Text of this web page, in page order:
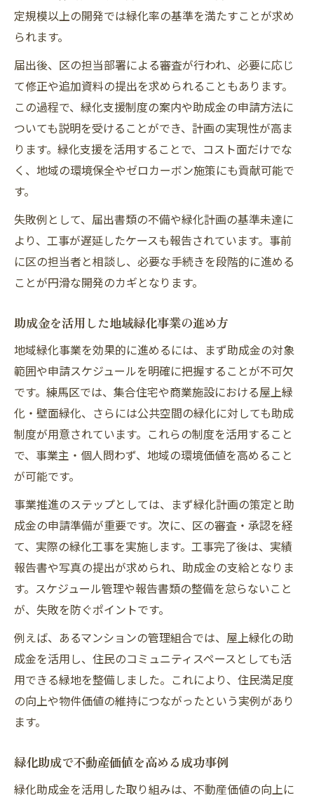
定規模以上の開発では緑化率の基準を満たすことが求め
られます。
届出後、区の担当部署による審査が行われ、必要に応じ
て修正や追加資料の提出を求められることもあります。
この過程で、緑化支援制度の案内や助成金の申請方法に
ついても説明を受けることができ、計画の実現性が高ま
ります。緑化支援を活用することで、コスト面だけでな
く、地域の環境保全やゼロカーボン施策にも貢献可能で
す。
失敗例として、届出書類の不備や緑化計画の基準未達に
より、工事が遅延したケースも報告されています。事前
に区の担当者と相談し、必要な手続きを段階的に進める
ことが円滑な開発のカギとなります。
助成金を活用した地域緑化事業の進め方
地域緑化事業を効果的に進めるには、まず助成金の対象
範囲や申請スケジュールを明確に把握することが不可欠
です。練馬区では、集合住宅や商業施設における屋上緑
化・壁面緑化、さらには公共空間の緑化に対しても助成
制度が用意されています。これらの制度を活用すること
で、事業主・個人問わず、地域の環境価値を高めること
が可能です。
事業推進のステップとしては、まず緑化計画の策定と助
成金の申請準備が重要です。次に、区の審査・承認を経
て、実際の緑化工事を実施します。工事完了後は、実績
報告書や写真の提出が求められ、助成金の支給となりま
す。スケジュール管理や報告書類の整備を怠らないこと
が、失敗を防ぐポイントです。
例えば、あるマンションの管理組合では、屋上緑化の助
成金を活用し、住民のコミュニティスペースとしても活
用できる緑地を整備しました。これにより、住民満足度
の向上や物件価値の維持につながったという実例があり
ます。
緑化助成で不動産価値を高める成功事例
緑化助成金を活用した取り組みは、不動産価値の向上に